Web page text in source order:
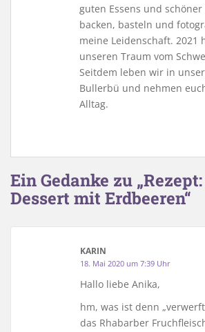
guten Essens und schöner
backen, basteln und
meine Leidenschaft. 2021
unseren Traum vom
Seitdem leben wir in
Bullerbü und nehmen
Alltag.
Ein Gedanke zu
Dessert mit Erdbeeren“
KARIN
18. Mai 2020 um 7:39 Uhr
Hallo liebe Anika,
hm, was ist denn
das Rhabarber